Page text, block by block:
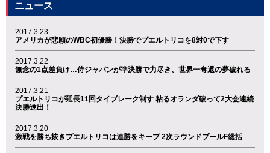
ニュース
2017.3.23
アメリカが悲願のWBC初優勝！決勝でプエルトリコを8対0で下す
2017.3.22
無念の1点差負け…侍ジャパンが準決勝で力尽き、世界一奪還の夢破れる
2017.3.21
プエルトリコが延長11回タイブレーク制す 粘るオランダ破って2大会連続
決勝進出！
2017.3.20
激戦を勝ち抜きプエルトリコは連勝をキープ 2次ラウンドプールF総括